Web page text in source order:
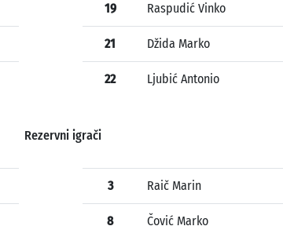
19 Raspudić Vinko
21 Džida Marko
22 Ljubić Antonio
Rezervni igrači
3 Raič Marin
8 Čović Marko